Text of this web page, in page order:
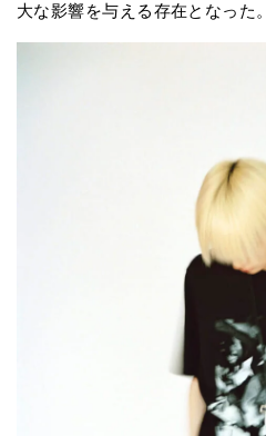
大な影響を与える存在となった。